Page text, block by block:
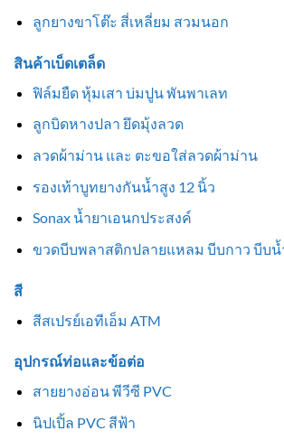
ลูกยางขาโต๊ะ สี่เหลี่ยม สวมนอก
สินค้าเบ็ดเตล็ด
ฟิล์มยืด หุ้มเสา บ่มปูน พันพาเลท
ลูกบิดหางปลา ยึดมุ้งลวด
ลวดผ้าม่าน และ ตะขอใส่ลวดผ้าม่าน
รองเท้าบูทยางกันน้ำสูง 12 นิ้ว
Sonax น้ำยาเอนกประสงค์
ขวดบีบพลาสติกปลายแหลม บีบกาว บีบ
สี
สีสเปรย์เอทีเอ็ม ATM
อุปกรณ์ท่อและข้อต่อ
สายยางอ่อน พีวีซี PVC
นิปเปิ้ล PVC สีฟ้า